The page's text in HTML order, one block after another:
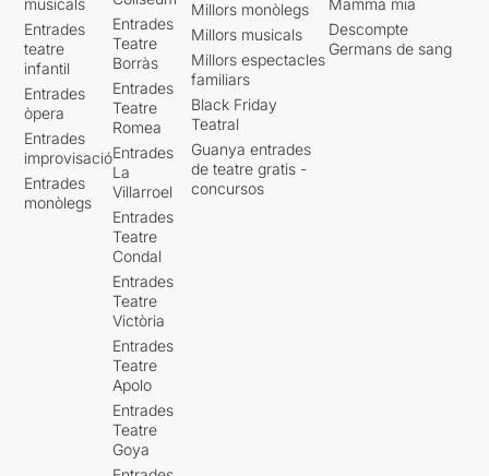
Entrades
teatre
infantil
Entrades
òpera
Entrades
improvisació
Entrades
monòlegs
Entrades
Teatre
Borràs
Entrades
Teatre
Romea
Entrades
La
Villarroel
Entrades
Teatre
Condal
Entrades
Teatre
Victòria
Entrades
Teatre
Apolo
Entrades
Teatre
Goya
Millors monòlegs
Millors musicals
Millors espectacles
familiars
Black Friday
Teatral
Guanya entrades
de teatre gratis -
concursos
Descompte
Germans de sang